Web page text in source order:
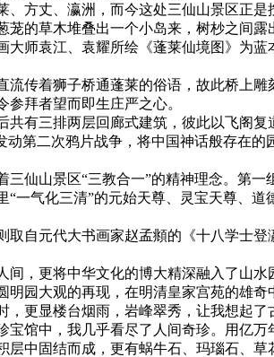
方丈、瀛洲，而今这处三仙山景区正是
的草木堆叠出一个小岛来，树杪之间
师袁江、袁耀所绘《蓬莱仙境图》为
传着狮子桥通蓬莱的俗语，故此桥上
拜者望而即生庄严之心。
有三排两层回廊式建筑，彼此以飞阁
第二次鸦片战争，将中国神话般存在
仙山景区“三教合一”的精神理念。第
一气化三清”的元始天尊、灵宝天尊、
自元代大书画家赵孟頫的《十八学士
，更将中华文化的博大精深融入了山
园大观的再现，在明清皇家宫苑的雄
更显楼台烟雨，岩峰翠秀，让我想起
馆中，我几乎看尽了人间奇珍。用亿
层中固结而成，更有蜗牛石、玛瑙石、